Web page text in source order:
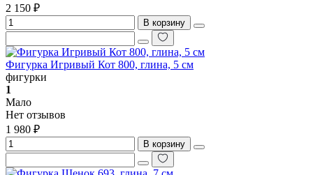
2 150 ₽
В корзину
Фигурка Игривый Кот 800, глина, 5 см
фигурки
1
Мало
Нет отзывов
1 980 ₽
В корзину